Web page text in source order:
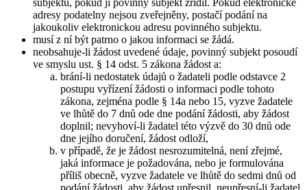
subjektu, pokud ji povinný subjekt zřídil. Pokud elektronické
adresy podatelny nejsou zveřejněny, postačí podání na
jakoukoliv elektronickou adresu povinného subjektu.
musí z ní být patrno o jakou informaci se žádá.
neobsahuje-li žádost uvedené údaje, povinný subjekt posoudí
ve smyslu ust. § 14 odst. 5 zákona žádost a:
brání-li nedostatek údajů o žadateli podle odstavce 2
postupu vyřízení žádosti o informaci podle tohoto
zákona, zejména podle § 14a nebo 15, vyzve žadatele
ve lhůtě do 7 dnů ode dne podání žádosti, aby žádost
doplnil; nevyhoví-li žadatel této výzvě do 30 dnů ode
dne jejího doručení, žádost odloží,
v případě, že je žádost nesrozumitelná, není zřejmé,
jaká informace je požadována, nebo je formulována
příliš obecně, vyzve žadatele ve lhůtě do sedmi dnů od